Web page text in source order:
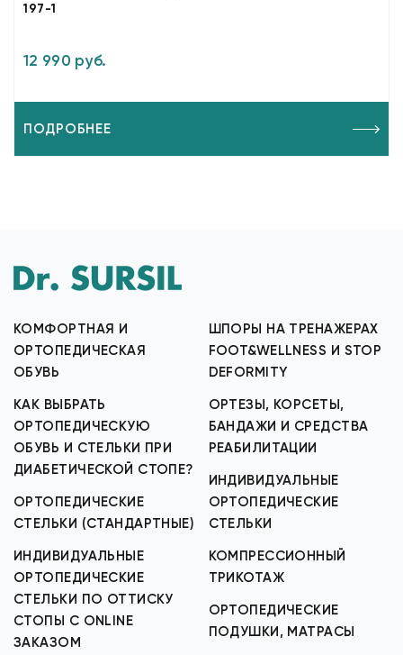
197-1
12 990 руб.
ПОДРОБНЕЕ
КОМФОРТНАЯ И
ОРТОПЕДИЧЕСКАЯ
ОБУВЬ
КАК ВЫБРАТЬ
ОРТОПЕДИЧЕСКУЮ
ОБУВЬ И СТЕЛЬКИ ПРИ
ДИАБЕТИЧЕСКОЙ СТОПЕ?
ОРТОПЕДИЧЕСКИЕ
СТЕЛЬКИ (СТАНДАРТНЫЕ)
ИНДИВИДУАЛЬНЫЕ
ОРТОПЕДИЧЕСКИЕ
СТЕЛЬКИ ПО ОТТИСКУ
СТОПЫ С ONLINE
ЗАКАЗОМ
ШПОРЫ НА ТРЕНАЖЕРАХ
FOOT&WELLNESS И STOP
DEFORMITY
ОРТЕЗЫ, КОРСЕТЫ,
БАНДАЖИ И СРЕДСТВА
РЕАБИЛИТАЦИИ
ИНДИВИДУАЛЬНЫЕ
ОРТОПЕДИЧЕСКИЕ
СТЕЛЬКИ
КОМПРЕССИОННЫЙ
ТРИКОТАЖ
ОРТОПЕДИЧЕСКИЕ
ПОДУШКИ, МАТРАСЫ